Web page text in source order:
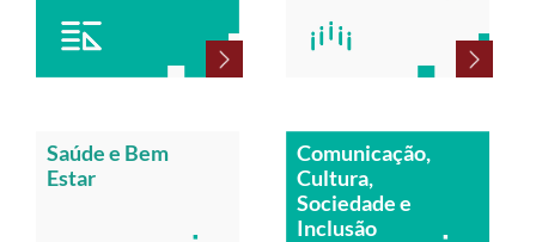
Saúde e Bem
Estar
Comunicação,
Cultura,
Sociedade e
Inclusão